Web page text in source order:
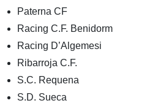
Paterna CF
Racing C.F. Benidorm
Racing D’Algemesi
Ribarroja C.F.
S.C. Requena
S.D. Sueca